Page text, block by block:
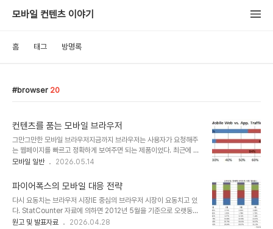
모바일 컨텐츠 이야기
홈 태그 방명록
browser 20
컨텐츠를 품는 모바일 브라우저
그만그만한 모바일 브라우저지금까지 브라우저는 사용자가 요청해주
는 웹페이지를 빠르고 정확하게 보여주면 되는 제품이었다. 최근에 여
러 환경이 바뀌면서 브라우저의 경쟁력도 예전과 달라졌다. WebKit
것이다. 이를 만회하기 위해 멀티디바이스 동기화와 클라우드 연동을
하고 있으나 경쟁력을 어필하기에는 다소 부족하다. 브라우저 사업자
입장에서 더욱 심각한 문제는 사용자가 컨텐츠를 만나는 접점에서 브
라우저가 밀리고 있다는 점이다. 모바일앱 중심의 사용행태는 일시적
이지 않고 오히려 점점 심화되고 있다. 브라우저가 앱에게 경쟁력을 잃
모바일 일반 2026.05.14
파이어폭스의 모바일 대응 전략
다시 요동치는 브라우저 시장IE 중심의 브라우저 시장이 요동치고 있
다. StatCounter 자료에 의하면 2012년 5월을 기준으로 오랫동안
1위를 유지해 온 IE는 지속적인 점유율 하락으로 인해 시장 지배력이
원고 및 발표자료 2026.04.28